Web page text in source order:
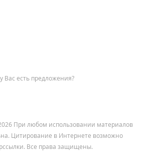
есть предложения?
При любом использовании материалов
Цитирование в Интернете возможно
Все права защищены.